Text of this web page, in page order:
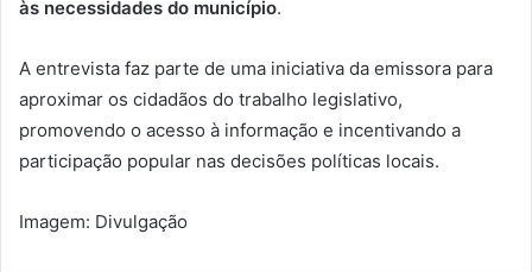
às necessidades do município.
A entrevista faz parte de uma iniciativa da emissora para
aproximar os cidadãos do trabalho legislativo,
promovendo o acesso à informação e incentivando a
participação popular nas decisões políticas locais.
Imagem: Divulgação